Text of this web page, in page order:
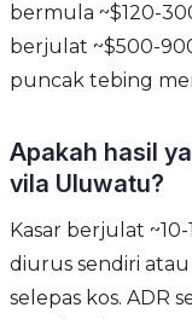
bermula ~$120-
berjulat ~$500-
puncak tebing
Apakah hasil
vila Uluwatu?
Kasar berjulat
diurus sendiri atau
selepas kos. ADR